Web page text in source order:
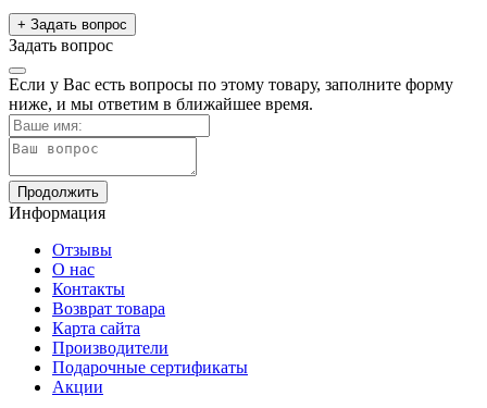
+ Задать вопрос
Задать вопрос
Если у Вас есть вопросы по этому товару, заполните форму
ниже, и мы ответим в ближайшее время.
Продолжить
Информация
Отзывы
О нас
Контакты
Возврат товара
Карта сайта
Производители
Подарочные сертификаты
Акции